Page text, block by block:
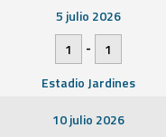
5 julio 2026
1
-
1
Estadio Jardines
10 julio 2026